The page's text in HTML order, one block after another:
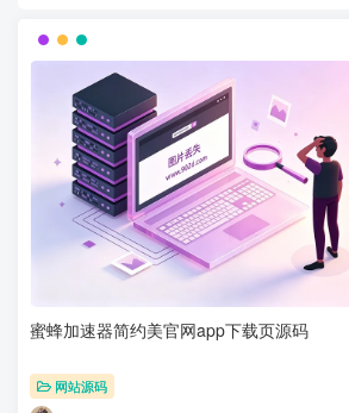
蜜蜂加速器简约美官网app下载页源码
网站源码